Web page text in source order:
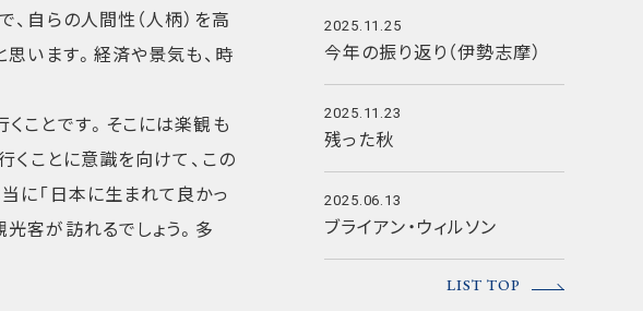
自らの人間性（人柄）を高
います。経済や景気も、時
ことです。そこには楽観も
くことに意識を向けて、この
に「日本に生まれて良かっ
客が訪れるでしょう。多
2025.11.25
今年の振り返り（伊勢志摩）
2025.11.23
残った秋
2025.06.13
ブライアン・ウィルソン
LIST TOP
2025年12月